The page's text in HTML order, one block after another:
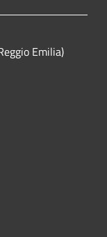
Emilia)